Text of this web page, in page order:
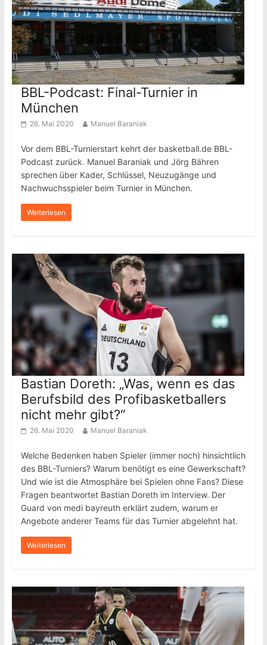
BBL-Podcast: Final-Turnier in
München
26. Mai 2020 Manuel Baraniak
Vor dem BBL-Turnierstart kehrt der basketball.de BBL-
Podcast zurück. Manuel Baraniak und Jörg Bähren
sprechen über Kader, Schlüssel, Neuzugänge und
Nachwuchsspieler beim Turnier in München.
Weiterlesen
Bastian Doreth: „Was, wenn es das
Berufsbild des Profibasketballers
nicht mehr gibt?“
26. Mai 2020 Manuel Baraniak
Welche Bedenken haben Spieler (immer noch) hinsichtlich
des BBL-Turniers? Warum benötigt es eine Gewerkschaft?
Und wie ist die Atmosphäre bei Spielen ohne Fans? Diese
Fragen beantwortet Bastian Doreth im Interview. Der
Guard von medi bayreuth erklärt zudem, warum er
Angebote anderer Teams für das Turnier abgelehnt hat.
Weiterlesen